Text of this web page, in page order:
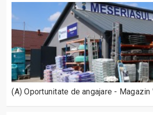
(A) Oportunitate de angajare -